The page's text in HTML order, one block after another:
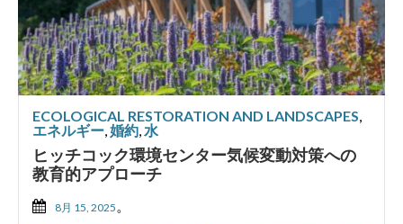
ECOLOGICAL RESTORATION AND LANDSCAPES,
エネルギー,婚約, 水
ヒッチコック環境センター気候変動対策への
教育的アプローチ
8月 15, 2025 。